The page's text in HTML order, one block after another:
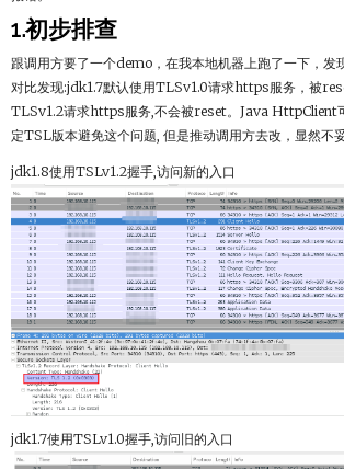
1.初步排查
跟调用方要了一个demo，在我本地机器上跑了一下，发
对比发现:jdk1.7默认使用TLSv1.0请求https服务，被
TLSv1.2请求https服务,不会被reset。Java HttpClient
定TSL版本避免这个问题, 但是推动调用方去改，显然不妥
jdk1.8使用TSLv1.2握手,访问新的入口
jdk1.7使用TSLv1.0握手,访问旧的入口